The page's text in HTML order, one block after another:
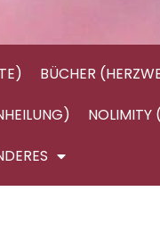
BÜCHER
NOLIMITY